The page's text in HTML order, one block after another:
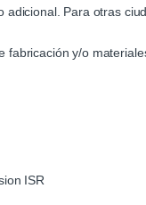
adicional. Para otras
fabricación y/o
ISR